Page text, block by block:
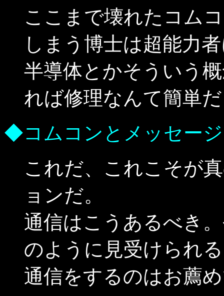
ここまで壊れたコム
しまう博士は超能力
半導体とかそういう
れば修理なんて簡単
◆コムコンとメッセー
これだ、これこそが
ョンだ。
通信はこうあるべき
のように見受けられ
通信をするのはお薦